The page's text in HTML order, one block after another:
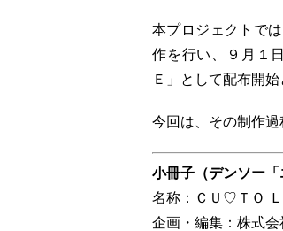
本プロジェクトで
作を行い、９月１
Ｅ」として配布開始
今回は、その制作
⼩冊⼦（デンソー
名称：ＣＵ♡ＴＯ
企画・編集：株式会